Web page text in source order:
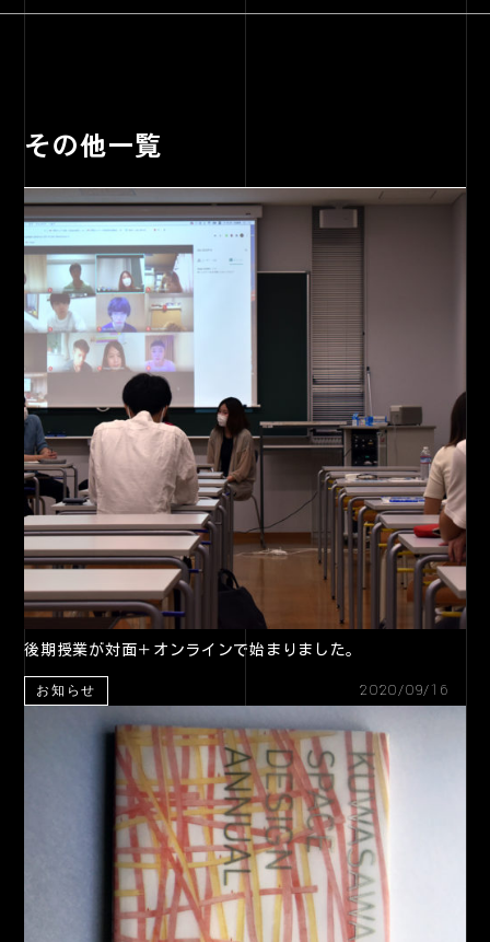
その他一覧
後期授業が対面＋オンラインで始まりました。
お知らせ 2020/09/16